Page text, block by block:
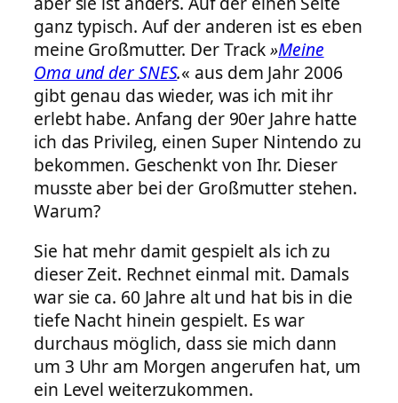
ganz typisch. Auf der anderen ist es eben
meine Großmutter. Der Track»Meine
Oma und der SNES.« aus dem Jahr 2006
gibt genau das wieder, was ich mit ihr
erlebt habe. Anfang der 90er Jahre hatte
ich das Privileg, einen Super Nintendo zu
bekommen. Geschenkt von Ihr. Dieser
musste aber bei der Großmutter stehen.
Warum?
Sie hat mehr damit gespielt als ich zu
dieser Zeit. Rechnet einmal mit. Damals
war sie ca. 60 Jahre alt und hat bis in die
tiefe Nacht hinein gespielt. Es war
durchaus möglich, dass sie mich dann
um 3 Uhr am Morgen angerufen hat, um
ein Level weiterzukommen.